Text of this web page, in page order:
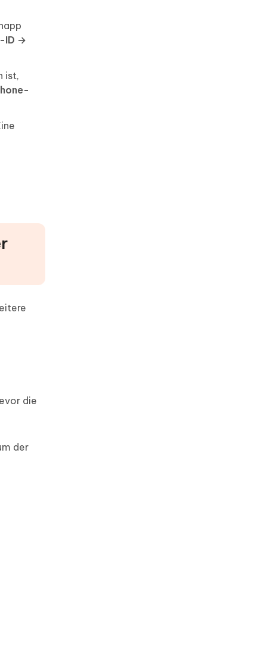
ID →
ist,
die
der